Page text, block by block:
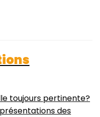
toujours pertinente?
des